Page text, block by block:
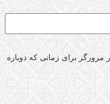
مرورگر برای زمانی که دوباره